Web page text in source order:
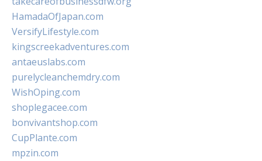
HamadaOfJapan.com
VersifyLifestyle.com
kingscreekadventures.com
antaeuslabs.com
purelycleanchemdry.com
WishOping.com
shoplegacee.com
bonvivantshop.com
CupPlante.com
mpzin.com